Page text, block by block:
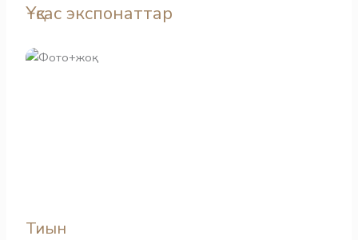
Ұқсас экспонаттар
Тиын